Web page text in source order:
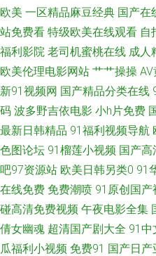
久久 国产狼友99 久久综合久久 日
激情伊人都市激情 欧美性爱人与兽
国在 五月丁香福利影院 99只有精品
线下载 91大神精选 www日本色 国
洲 综合淫网 成人含羞草视频 久草福
91视频www 大香蕉伊人美色 久久
国产情侣第一页 美女被草网站 色亚
欧美 一区精品麻豆经典 国产在
站免费看 特级欧美在线观看 自
福利影院 老司机蜜桃在线 成人
欧美伦理电影网站 艹艹操操
新91视频网 国产精品分类在线
码 波多野吉依电影 小h片免费
最新日韩精品 91福利视频导航
色图论坛 91榴莲小视频 国产高
吧97资源站 欧美日韩另类0 91
在线免费 免费潮喷 91原创国产
碰高清免费视频 午夜电影全集
倩女幽魂 超清国产剧大全 91中
瓜福利小视频 免费91 国产日产